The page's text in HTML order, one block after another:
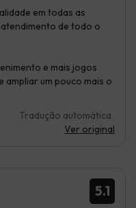
em todas as
de todo o
e mais jogos
ampliar um pouco mais o
Tradução automática
Ver original
5.1